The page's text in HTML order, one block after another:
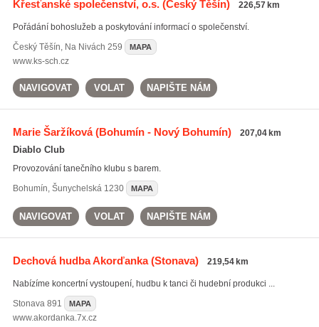
Křesťanské společenství, o.s.(Český Těšín) 226,57 km
Pořádání bohoslužeb a poskytování informací o společenství.
Český Těšín, Na Nivách 259 MAPA
www.ks-sch.cz
NAVIGOVAT VOLAT NAPIŠTE NÁM
Marie Šaržíková(Bohumín - Nový Bohumín) 207,04 km
Diablo Club
Provozování tanečního klubu s barem.
Bohumín, Šunychelská 1230 MAPA
NAVIGOVAT VOLAT NAPIŠTE NÁM
Dechová hudba Akorďanka(Stonava) 219,54 km
Nabízíme koncertní vystoupení, hudbu k tanci či hudební produkci ...
Stonava891 MAPA
www.akordanka.7x.cz